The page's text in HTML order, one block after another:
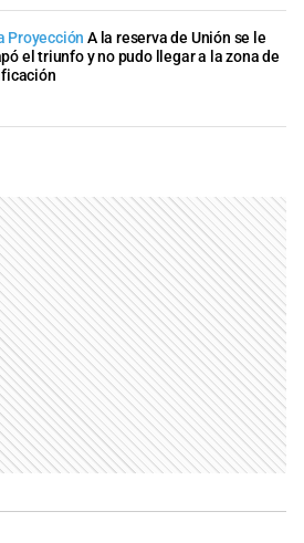
Proyección A la reserva de Unión se le
el triunfo y no pudo llegar a la zona de